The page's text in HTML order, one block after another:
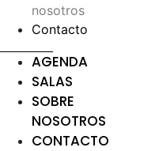
nosotros
Contacto
AGENDA
SALAS
SOBRE
NOSOTROS
CONTACTO